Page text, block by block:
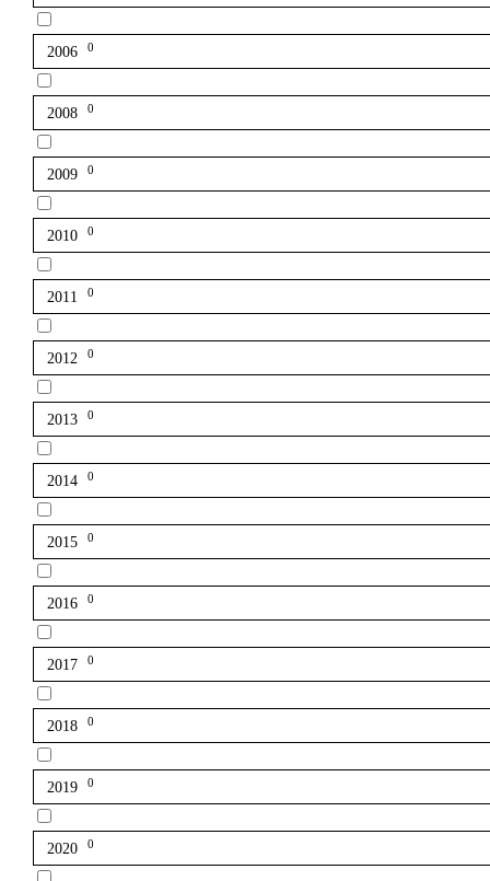
2006 0
2008 0
2009 0
2010 0
2011 0
2012 0
2013 0
2014 0
2015 0
2016 0
2017 0
2018 0
2019 0
2020 0